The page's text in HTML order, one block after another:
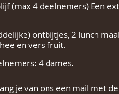
(max 4 deelnemers) Een
ontbijtjes, 2 lunch
en vers fruit.
4 dames.
je van ons een mail met